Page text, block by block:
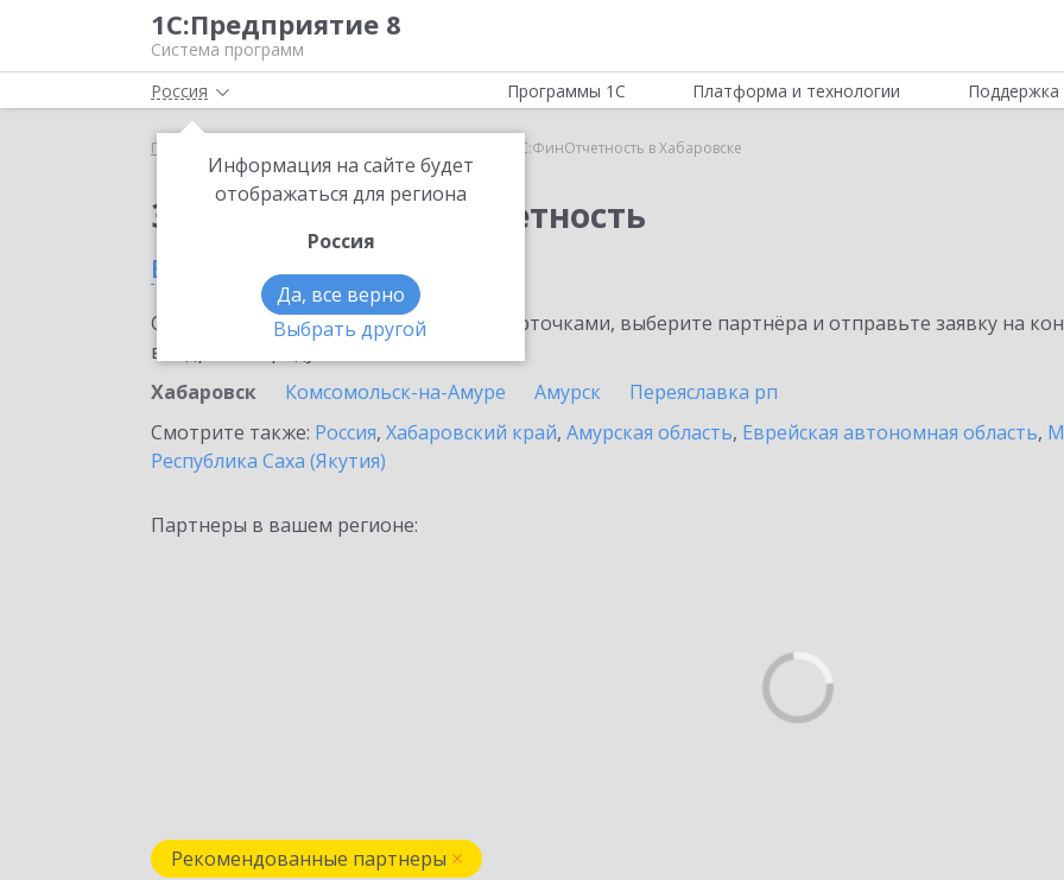
1С:Предприятие 8
Система программ
Россия
Информация на сайте будет
отображаться для региона
Россия
Да, все верно
Выбрать другой
Программы 1С Платформа и технологии Поддержка
Главная 1С:ФинОтчетность в Хабаровске
Заказать 1С:ФинОтчетность
в Хабаровске
Ознакомьтесь с информационными карточками, выберите партнёра и отправьте заявку на
внедрение продукта.
Хабаровск
Комсомольск-на-Амуре Амурск
Переяславка рп
Смотрите также: Россия, Хабаровский край, Амурская область, Еврейская автономная область,
Республика Саха (Якутия)
Партнеры в вашем регионе:
Рекомендованные партнеры